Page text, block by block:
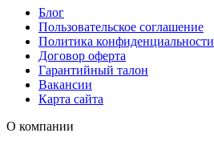
Блог
Пользовательское соглашение
Политика конфиденциальности
Договор оферта
Гарантийный талон
Вакансии
Карта сайта
О компании